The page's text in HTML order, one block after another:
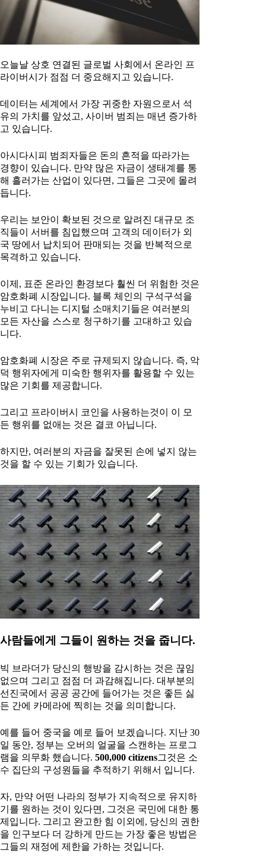
오늘날 상호 연결된 글로벌 사회에서 온라인 프
라이버시가 점점 더 중요해지고 있습니다.
데이터는 세계에서 가장 귀중한 자원으로서 석
유의 가치를 앞섰고, 사이버 범죄는 매년 증가하
고 있습니다.
아시다시피 범죄자들은 돈의 흔적을 따라가는
경향이 있습니다. 만약 많은 자금이 생태계를 통
해 흘러가는 산업이 있다면, 그들은 그곳에 몰려
듭니다.
우리는 보안이 확보된 것으로 알려진 대규모 조
직들이 서버를 침입했으며 고객의 데이터가 외
국 땅에서 납치되어 판매되는 것을 반복적으로
목격하고 있습니다.
이제, 표준 온라인 환경보다 훨씬 더 위험한 것은
암호화폐 시장입니다. 블록 체인의 구석구석을
누비고 다니는 디지털 소매치기들은 여러분의
모든 자산을 스스로 청구하기를 고대하고 있습
니다.
암호화폐 시장은 주로 규제되지 않습니다. 즉, 악
덕 행위자에게 미숙한 행위자를 활용할 수 있는
많은 기회를 제공합니다.
그리고 프라이버시 코인을 사용하는것이 이 모
든 행위를 없애는 것은 결코 아닙니다.
하지만, 여러분의 자금을 잘못된 손에 넣지 않는
것을 할 수 있는 기회가 있습니다.
사람들에게 그들이 원하는 것을 줍니다.
빅 브라더가 당신의 행방을 감시하는 것은 끊임
없으며 그리고 점점 더 과감해집니다. 대부분의
선진국에서 공공 공간에 들어가는 것은 좋든 싫
든 간에 카메라에 찍히는 것을 의미합니다.
예를 들어 중국을 예로 들어 보겠습니다. 지난 30
일 동안, 정부는 오버의 얼굴을 스캔하는 프로그
램을 의무화 했습니다. 500,000 citizens그것은 소
수 집단의 구성원들을 추적하기 위해서 입니다.
자, 만약 어떤 나라의 정부가 지속적으로 유지하
기를 원하는 것이 있다면, 그것은 국민에 대한 통
제입니다. 그리고 완고한 힘 이외에, 당신의 권한
을 인구보다 더 강하게 만드는 가장 좋은 방법은
그들의 재정에 제한을 가하는 것입니다.